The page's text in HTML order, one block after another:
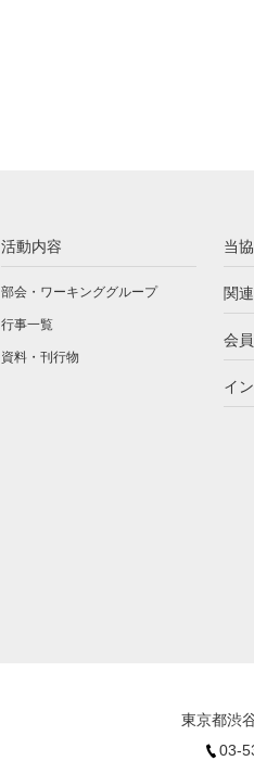
活動内容
部会・ワーキンググループ
行事一覧
資料・刊行物
当
関
会
イ
東京都渋
03-